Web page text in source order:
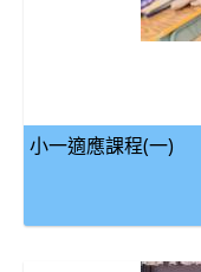
小一適應課程(一)